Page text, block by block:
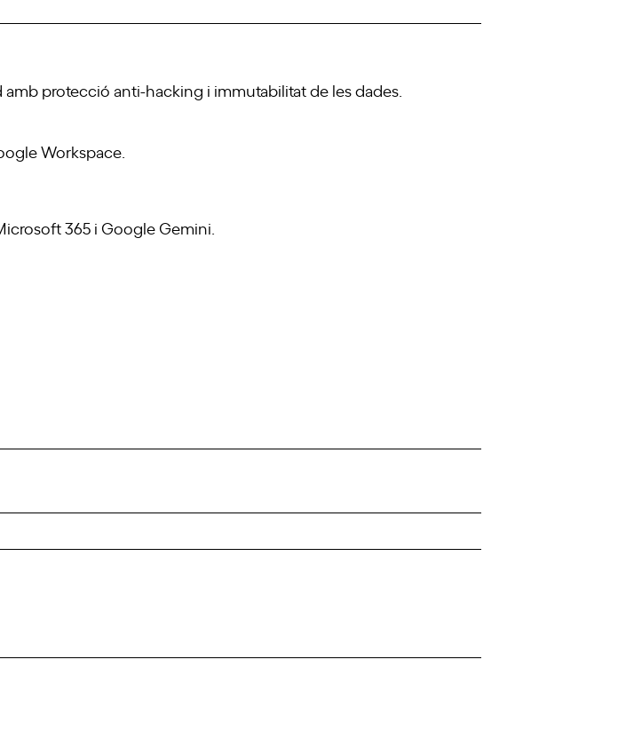
protecció anti-hacking i immutabilitat de les dades.
Workspace.
365 i Google Gemini.